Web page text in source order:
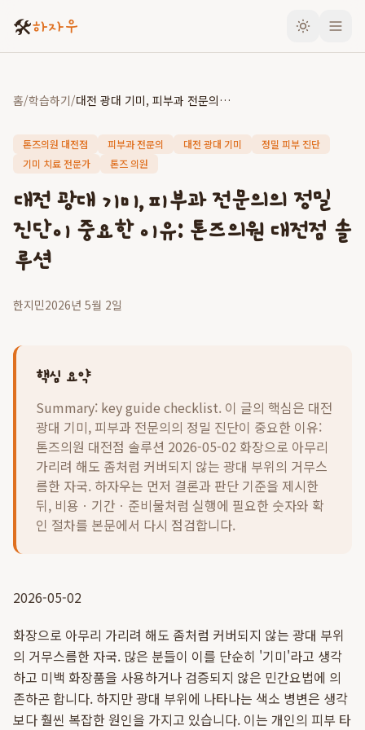
🛠️하자우
홈/학습하기/ 대전 광대 기미, 피부과 전문의의 정밀 진단이 중요한 이유: 톤즈의원 대전점 솔루션
톤즈의원 대전점 피부과 전문의 대전 광대 기미
정밀 피부 진단
기미 치료 전문가
톤즈 의원
대전 광대 기미, 피부과 전문의의 정밀
진단이 중요한 이유: 톤즈의원 대전점 솔
루션
한지민2026년 5월 2일
핵심 요약
Summary: key guide checklist. 이 글의 핵심은 대전
광대 기미, 피부과 전문의의 정밀 진단이 중요한 이유:
톤즈의원 대전점 솔루션 2026-05-02 화장으로 아무리
가리려 해도 좀처럼 커버되지 않는 광대 부위의 거무스
름한 자국. 하자우는 먼저 결론과 판단 기준을 제시한
뒤, 비용ㆍ기간ㆍ준비물처럼 실행에 필요한 숫자와 확
인 절차를 본문에서 다시 점검합니다.
2026-05-02
화장으로 아무리 가리려 해도 좀처럼 커버되지 않는 광대 부위
의 거무스름한 자국. 많은 분들이 이를 단순히 '기미'라고 생각
하고 미백 화장품을 사용하거나 검증되지 않은 민간요법에 의
존하곤 합니다. 하지만 광대 부위에 나타나는 색소 병변은 생각
보다 훨씬 복잡한 원인을 가지고 있습니다. 이는 개인의 피부 타